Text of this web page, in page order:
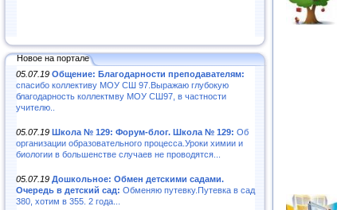
Новое на портале
05.07.19 Общение: Благодарности преподавателям:
спасибо коллективу МОУ СШ 97.Выражаю глубокую
благодарность коллектмву МОУ СШ97, в частности
учителю..
05.07.19 Школа № 129: Форум-блог. Школа № 129: Об
организации образовательного процесса.Уроки химии и
биологии в большенстве случаев не проводятся...
05.07.19 Дошкольное: Обмен детскими садами.
Очередь в детский сад: Обменяю путевку.Путевка в сад
380, хотим в 355. 2 года...